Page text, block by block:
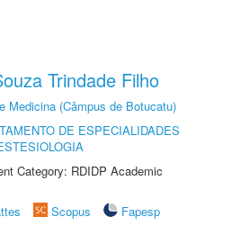
Trindade Filho
Medicina (Câmpus de Botucatu)
DE ESPECIALIDADES
Category: RDIDP Academic
Scopus
Fapesp